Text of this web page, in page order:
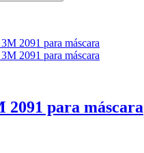
para máscara